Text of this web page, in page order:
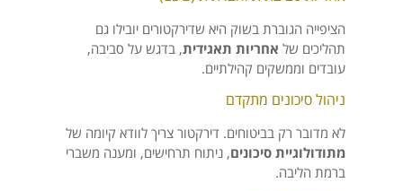
הציפייה הגוברת בשוק היא שדירקטורים יובילו גם
תהליכים של אחריות תאגידית, בדגש על סביבה,
עובדים וממשקים קהילתיים.
ניהול סיכונים מתקדם
לא מדובר רק בביטוחים. דירקטור צריך לוודא קיומה של
מתודולוגיית סיכונים, ניתוח תרחישים, ומענה משברי
ברמת הליבה.